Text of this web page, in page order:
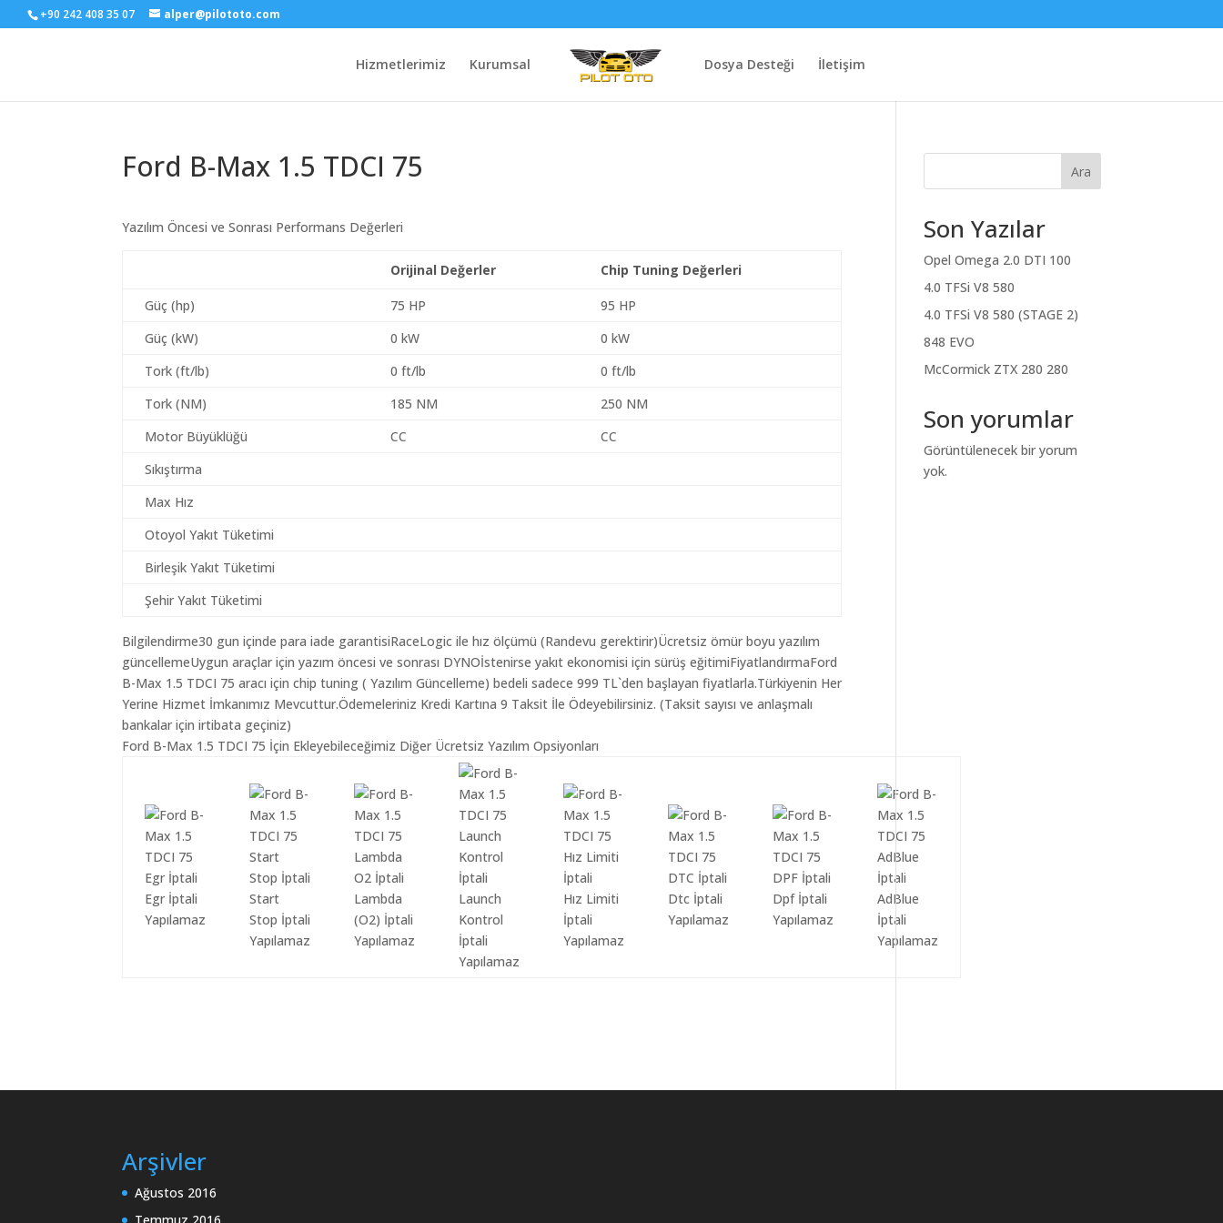
+90 242 408 35 07 alper@pilototo.com
Hizmetlerimiz Kurumsal Dosya Desteği İletişim
Ford B-Max 1.5 TDCI 75
Yazılım Öncesi ve Sonrası Performans Değerleri
Orijinal Değerler Chip Tuning Değerleri
Güç (hp) 75 HP
95 HP
Güç (kW)
0 kW
0 kW
Tork (ft/lb)
0 ft/lb
0 ft/lb
Tork (NM)
185 NM
250 NM
Motor Büyüklüğü
CC
CC
Sıkıştırma
Max Hız
Otoyol Yakıt Tüketimi
Birleşik Yakıt Tüketimi
Şehir Yakıt Tüketimi
Bilgilendirme30 gun içinde para iade garantisiRaceLogic ile hız ölçümü (Randevu gerektirir)Ücretsiz ömür boyu yazılım
güncellemeUygun araçlar için yazım öncesi ve sonrası DYNOİstenirse yakıt ekonomisi için sürüş eğitimiFiyatlandırmaFord
B-Max 1.5 TDCI 75 aracı için chip tuning ( Yazılım Güncelleme) bedeli sadece 999 TL`den başlayan fiyatlarla.Türkiyenin Her
Yerine Hizmet İmkanımız Mevcuttur.Ödemeleriniz Kredi Kartına 9 Taksit İle Ödeyebilirsiniz. (Taksit sayısı ve anlaşmalı
bankalar için irtibata geçiniz)
Ford B-Max 1.5 TDCI 75 İçin Ekleyebileceğimiz Diğer Ücretsiz Yazılım Opsiyonları
Egr İptali
Yapılamaz
Start
Stop İptali
Yapılamaz
Lambda
(O2) İptali
Yapılamaz
Launch
Kontrol
İptali
Yapılamaz
Hız Limiti
İptali
Yapılamaz
Dtc İptali
Yapılamaz
Dpf İptali
Yapılamaz
AdBlue
İptali
Yapılamaz
Ara
Son Yazılar
Opel Omega 2.0 DTI 100
4.0 TFSi V8 580
4.0 TFSi V8 580 (STAGE 2)
848 EVO
McCormick ZTX 280 280
Son yorumlar
Görüntülenecek bir yorum
yok.
Arşivler
Ağustos 2016
Temmuz 2016